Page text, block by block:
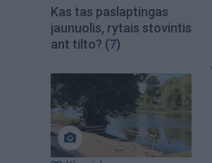
Kas tas paslaptingas
jaunuolis, rytais stovintis
ant tilto? (7)